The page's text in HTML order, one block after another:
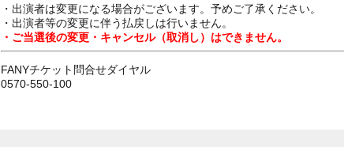
・出演者は変更になる場合がございます。予めご了承ください。
・出演者等の変更に伴う払戻しは行いません。
・ご当選後の変更・キャンセル（取消し）はできません。
FANYチケット問合せダイヤル
0570-550-100